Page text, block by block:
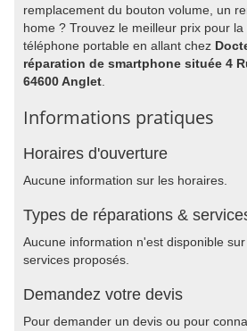
remplacement du bouton volume, un
home ? Trouvez le meilleur prix pour
téléphone portable en allant chez
réparation de smartphone située 4
64600 Anglet
Informations pratiques
Horaires d'ouverture
Aucune information sur les horaires.
Types de réparations &
Aucune information n'est disponible
services proposés.
Demandez votre devis
Pour demander un devis ou pour